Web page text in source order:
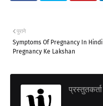
पुराने
Symptoms Of Pregnancy In Hindi
Pregnancy Ke Lakshan
प्रस्तुतकर्ता